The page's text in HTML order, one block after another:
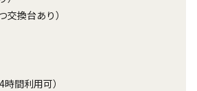
交換台あり）
間利用可）